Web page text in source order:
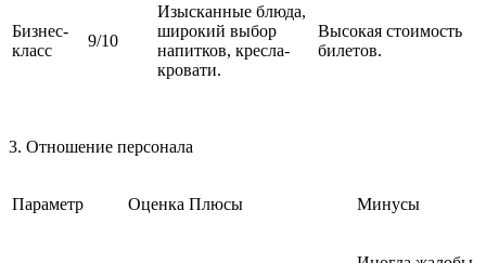
Бизнес-
класс
9/10
Изысканные блюда,
широкий выбор
напитков, кресла-
кровати.
Высокая стоимость
билетов.
3. Отношение персонала
Параметр Оценка Плюсы Минусы